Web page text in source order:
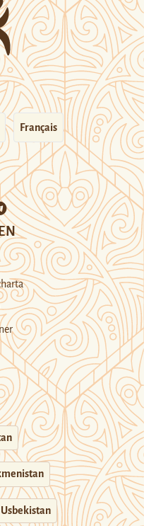
Français
Usbekistan